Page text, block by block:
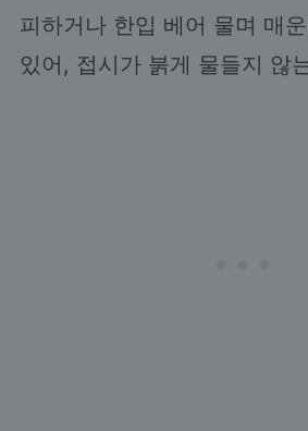
피하거나 한입 베어 물며 매
있어, 접시가 붉게 물들지 않